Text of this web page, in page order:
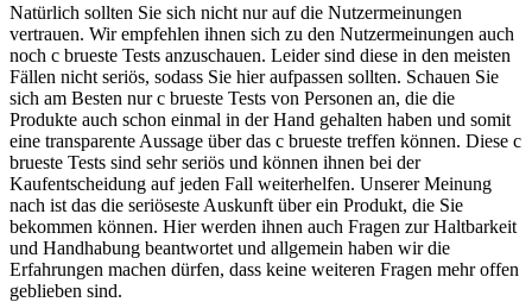
Natürlich sollten Sie sich nicht nur auf die Nutzermeinungen
vertrauen. Wir empfehlen ihnen sich zu den Nutzermeinungen auch
noch c brueste Tests anzuschauen. Leider sind diese in den meisten
Fällen nicht seriös, sodass Sie hier aufpassen sollten. Schauen Sie
sich am Besten nur c brueste Tests von Personen an, die die
Produkte auch schon einmal in der Hand gehalten haben und somit
eine transparente Aussage über das c brueste treffen können. Diese c
brueste Tests sind sehr seriös und können ihnen bei der
Kaufentscheidung auf jeden Fall weiterhelfen. Unserer Meinung
nach ist das die seriöseste Auskunft über ein Produkt, die Sie
bekommen können. Hier werden ihnen auch Fragen zur Haltbarkeit
und Handhabung beantwortet und allgemein haben wir die
Erfahrungen machen dürfen, dass keine weiteren Fragen mehr offen
geblieben sind.